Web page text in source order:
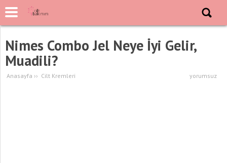
Nimes Combo Jel Neye İyi Gelir,
Muadili?
Anasayfa ›› Cilt Kremleri yorumsuz